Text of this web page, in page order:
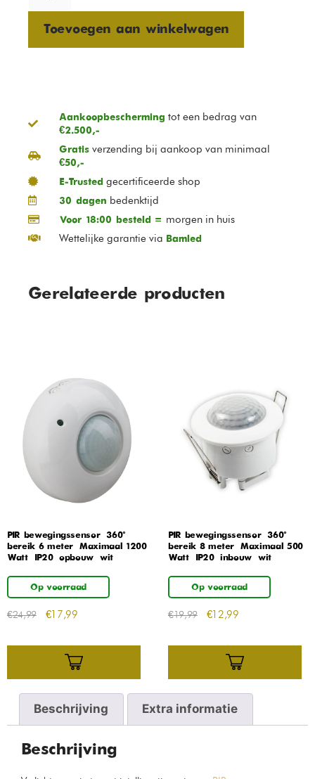
Toevoegen aan winkelwagen
Aankoopbescherming tot een bedrag van
€2.500,-
Gratisverzending bij aankoop van minimaal
€50,-
E-Trusted gecertificeerde shop
30 dagen bedenktijd
Voor 18:00 besteld = morgen in huis
Wettelijke garantie via Bamled
Gerelateerde producten
PIR bewegingssensor – 360° –
bereik 6 meter – Maximaal 1200
Watt – IP20 – opbouw – wit
Op voorraad
€24,99 €17,99
PIR bewegingssensor – 360° –
bereik 8 meter – Maximaal 500
Watt – IP20 – inbouw – wit
Op voorraad
€19,99 €12,99
Beschrijving Extra informatie
Beschrijving